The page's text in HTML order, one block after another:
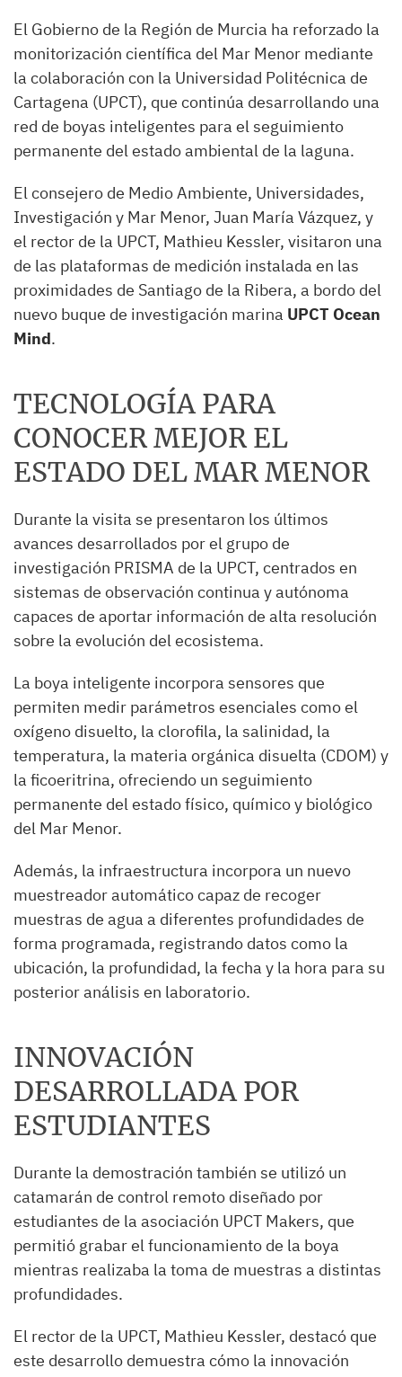
El Gobierno de la Región de Murcia ha reforzado la
monitorización científica del Mar Menor mediante
la colaboración con la Universidad Politécnica de
Cartagena (UPCT), que continúa desarrollando una
red de boyas inteligentes para el seguimiento
permanente del estado ambiental de la laguna.
El consejero de Medio Ambiente, Universidades,
Investigación y Mar Menor, Juan María Vázquez, y
el rector de la UPCT, Mathieu Kessler, visitaron una
de las plataformas de medición instalada en las
proximidades de Santiago de la Ribera, a bordo del
nuevo buque de investigación marina UPCT Ocean
Mind.
TECNOLOGÍA PARA
CONOCER MEJOR EL
ESTADO DEL MAR MENOR
Durante la visita se presentaron los últimos
avances desarrollados por el grupo de
investigación PRISMA de la UPCT, centrados en
sistemas de observación continua y autónoma
capaces de aportar información de alta resolución
sobre la evolución del ecosistema.
La boya inteligente incorpora sensores que
permiten medir parámetros esenciales como el
oxígeno disuelto, la clorofila, la salinidad, la
temperatura, la materia orgánica disuelta (CDOM) y
la ficoeritrina, ofreciendo un seguimiento
permanente del estado físico, químico y biológico
del Mar Menor.
Además, la infraestructura incorpora un nuevo
muestreador automático capaz de recoger
muestras de agua a diferentes profundidades de
forma programada, registrando datos como la
ubicación, la profundidad, la fecha y la hora para su
posterior análisis en laboratorio.
INNOVACIÓN
DESARROLLADA POR
ESTUDIANTES
Durante la demostración también se utilizó un
catamarán de control remoto diseñado por
estudiantes de la asociación UPCT Makers, que
permitió grabar el funcionamiento de la boya
mientras realizaba la toma de muestras a distintas
profundidades.
El rector de la UPCT, Mathieu Kessler, destacó que
este desarrollo demuestra cómo la innovación